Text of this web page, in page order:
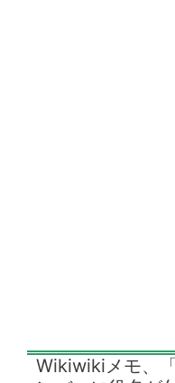
Wikiwikiメモ、